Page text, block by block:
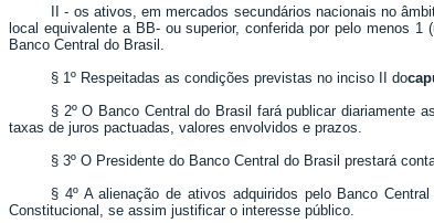
II - os ativos, em mercados secundários nacionais no
local equivalente a BB- ou superior, conferida por pelo menos
Banco Central do Brasil.
§ 1º Respeitadas as condições previstas no inciso II do
§ 2º O Banco Central do Brasil fará publicar diariamente
taxas de juros pactuadas, valores envolvidos e prazos.
§ 3º O Presidente do Banco Central do Brasil prestará
§ 4º A alienação de ativos adquiridos pelo Banco
Constitucional, se assim justificar o interesse público.